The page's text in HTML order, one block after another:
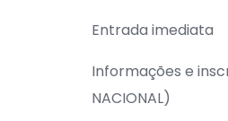
Entrada imediata
Informações e
NACIONAL)